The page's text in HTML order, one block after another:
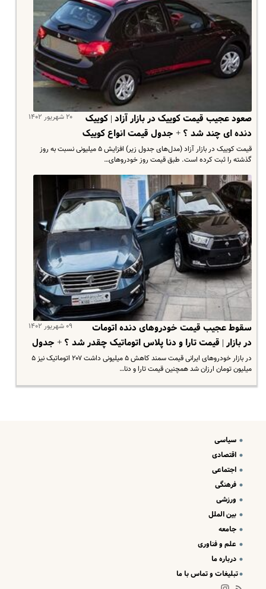
۲۰ شهریور ۱۴۰۲
صعود عجیب قیمت کوییک در بازار آزاد | کوییک
دنده ای چند شد ؟ + جدول قیمت انواع کوییک
قیمت کوییک در بازار آزاد (مدل‌های جدول زیر) افزایش ۵ میلیونی نسبت به روز
گذشته را ثبت کرده است. طبق قیمت روز خودروهای…
۰۹ شهریور ۱۴۰۲
سقوط عجیب قیمت خودروهای دنده اتومات
در بازار | قیمت تارا و دنا پلاس اتوماتیک چقدر شد ؟ + جدول
در بازار خودروهای ایرانی قیمت سمند کاهش ۵ میلیونی داشت ۲۰۷ اتوماتیک نیز ۵
میلیون تومان ارزان شد همچنین قیمت تارا و دنا…
سیاسی
اقتصادی
اجتماعی
فرهنگی
ورزشی
بین الملل
جامعه
علم و فناوری
درباره ما
تبلیغات و تماس با ما